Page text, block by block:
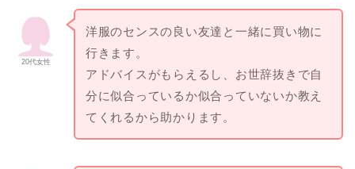
20代女性
洋服のセンスの良い友達と一緒に買い物に
行きます。
アドバイスがもらえるし、お世辞抜きで自
分に似合っているか似合っていないか教え
てくれるから助かります。